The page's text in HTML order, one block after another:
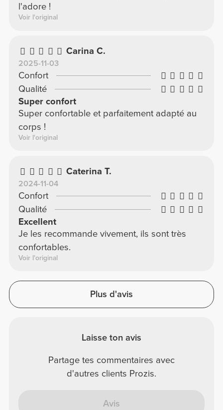
l'adore !
Voir l'original
Carina C.
2025-11-03
Confort
Qualité
Super confort
Super confortable et parfaitement adapté au
corps !
Voir l'original
Caterina T.
2024-11-04
Confort
Qualité
Excellent
Je les recommande vivement, ils sont très
confortables.
Voir l'original
Plus d'avis
Laisse ton avis
Partage tes commentaires avec
d'autres clients Prozis.
Avis